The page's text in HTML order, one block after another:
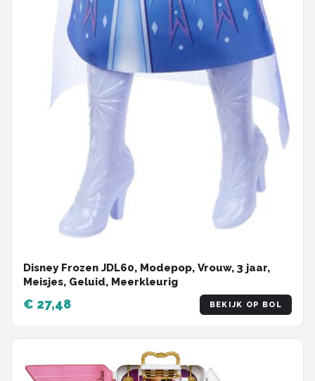
Disney Frozen JDL60, Modepop, Vrouw, 3 jaar,
Meisjes, Geluid, Meerkleurig
€ 27,48 BEKIJK OP BOL